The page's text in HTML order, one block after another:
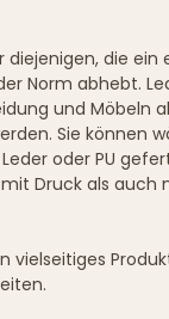
die ein
Norm abhebt.
und Möbeln
Sie können
oder PU
Druck als auch
vielseitiges